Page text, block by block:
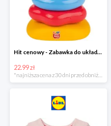
Hit cenowy - Zabawka do układania, 1 zestaw
22.99 zł